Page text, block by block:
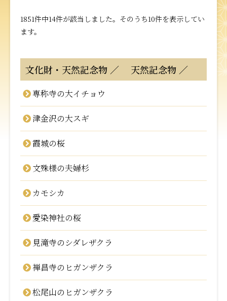
1851件中14件が該当しました。そのうち10件を表示してい
ます。
文化財・天然記念物 天然記念物
専称寺の大イチョウ
津金沢の大スギ
霞城の桜
文殊様の夫婦杉
カモシカ
愛染神社の桜
見滝寺のシダレザクラ
禅昌寺のヒガンザクラ
松尾山のヒガンザクラ